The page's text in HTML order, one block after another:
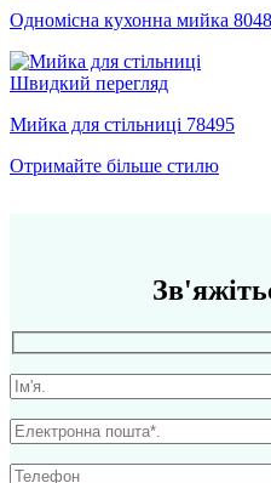
Одномісна кухонна мийка
Швидкий перегляд
Мийка для стільниці 78495
Отримайте більше стилю